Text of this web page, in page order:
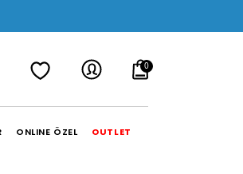
0
ONLINE ÖZEL OUTLET